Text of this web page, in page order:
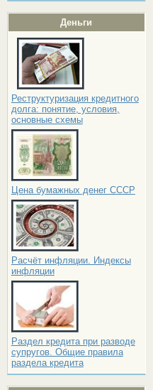
Деньги
Реструктуризация кредитного
долга: понятие, условия,
основные схемы
Цена бумажных денег СССР
Расчёт инфляции. Индексы
инфляции
Раздел кредита при разводе
супругов. Общие правила
раздела кредита